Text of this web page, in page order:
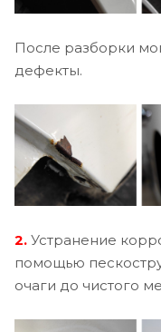
После разборки
дефекты.
2. Устранение
помощью
очаги до чистого